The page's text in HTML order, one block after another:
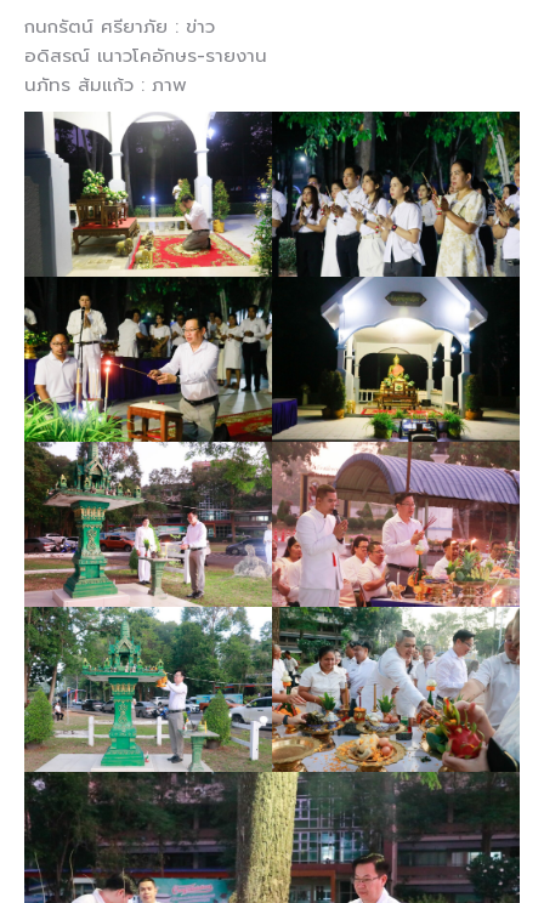
กนกรัตน์ ศรียาภัย : ข่าว
อดิสรณ์ เนาวโคอักษร-รายงาน
นภัทร ส้มแก้ว : ภาพ